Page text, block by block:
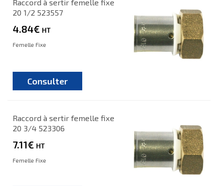
Raccord à sertir femelle fixe
20 1/2 523557
4.84€ HT
Femelle Fixe
Consulter
Raccord à sertir femelle fixe
20 3/4 523306
7.11€ HT
Femelle Fixe